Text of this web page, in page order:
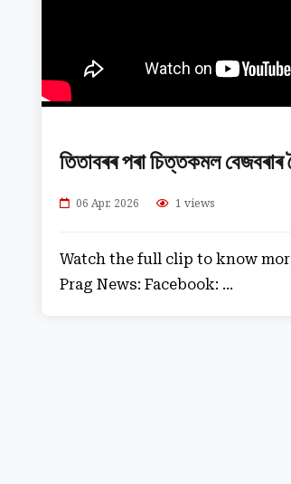
তিতাবৰৰ পৰা চিত্তকমল
06 Apr, 2026 1 views
Watch the full clip to know
Prag News: Facebook: ...